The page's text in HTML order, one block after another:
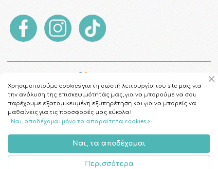
Χρησιμοποιούμε cookies για τη σωστή λειτουργία του site μας, για
την ανάλυση της επισκεψιμότητάς μας, για να μπορούμε να σου
παρέχουμε εξατομικευμένη εξυπηρέτηση και για να μπορείς να
μαθαίνεις για τις προσφορές μας εύκολα!
Ναι, αποδέχομαι μόνο τα απαραίτητα cookies >
Ναι, τα αποδέχομαι
Περισσότερα